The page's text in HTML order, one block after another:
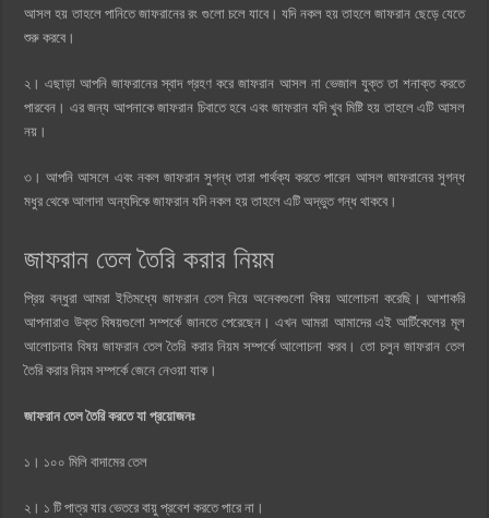
আসল হয় তাহলে পানিতে জাফরানের রং গুলো চলে যাবে। যদি নকল হয় তাহলে জাফরান ছেড়ে যেতে
শুরু করবে।
২। এছাড়া আপনি জাফরানের স্বাদ গ্রহণ করে জাফরান আসল না ভেজাল যুক্ত তা শনাক্ত করতে
পারবেন। এর জন্য আপনাকে জাফরান চিবাতে হবে এবং জাফরান যদি খুব মিষ্টি হয় তাহলে এটি আসল
নয়।
৩। আপনি আসলে এবং নকল জাফরান সুগন্ধ তারা পার্থক্য করতে পারেন আসল জাফরানের সুগন্ধ
মধুর থেকে আলাদা অন্যদিকে জাফরান যদি নকল হয় তাহলে এটি অদ্ভুত গন্ধ থাকবে।
জাফরান তেল তৈরি করার নিয়ম
প্রিয় বন্ধুরা আমরা ইতিমধ্যে জাফরান তেল নিয়ে অনেকগুলো বিষয় আলোচনা করেছি। আশাকরি
আপনারাও উক্ত বিষয়গুলো সম্পর্কে জানতে পেরেছেন। এখন আমরা আমাদের এই আর্টিকেলের মূল
আলোচনার বিষয় জাফরান তেল তৈরি করার নিয়ম সম্পর্কে আলোচনা করব। তো চলুন জাফরান তেল
তৈরি করার নিয়ম সম্পর্কে জেনে নেওয়া যাক।
জাফরান তেল তৈরি করতে যা প্রয়োজনঃ
১। ১০০ মিলি বাদামের তেল
২। ১ টি পাত্র যার ভেতরে বায়ু প্রবেশ করতে পারে না।